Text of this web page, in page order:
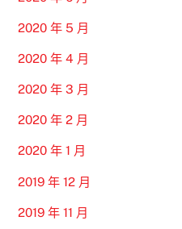
2020 年 5 月
2020 年 4 月
2020 年 3 月
2020 年 2 月
2020 年 1 月
2019 年 12 月
2019 年 11 月